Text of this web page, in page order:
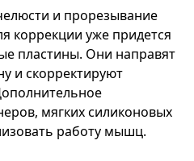
и прорезывание
коррекции уже придется
пластины. Они направят
и скорректируют
мягких силиконовых
работу мышц.